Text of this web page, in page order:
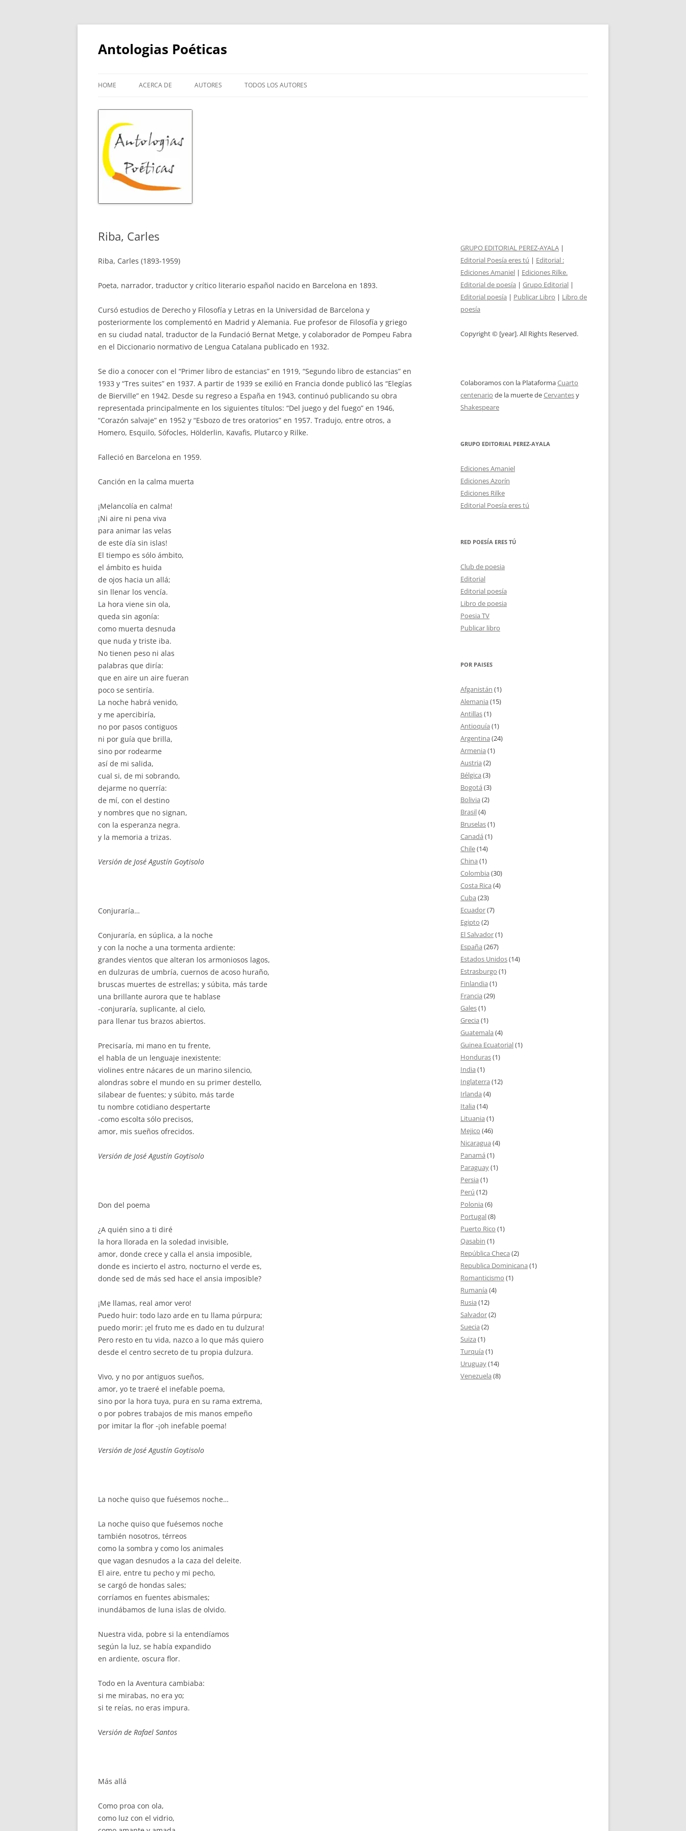
Skip
Antologias Poéticas
HOME ACERCA DE AUTORES TODOS LOS AUTORES
Riba, Carles
Riba, Carles (1893-1959)
Poeta, narrador, traductor y crítico literario español nacido en Barcelona en 1893.
Cursó estudios de Derecho y Filosofía y Letras en la Universidad de Barcelona y
posteriormente los complementó en Madrid y Alemania. Fue profesor de Filosofía y griego
en su ciudad natal, traductor de la Fundació Bernat Metge, y colaborador de Pompeu Fabra
en el Diccionario normativo de Lengua Catalana publicado en 1932.
Se dio a conocer con el “Primer libro de estancias” en 1919, “Segundo libro de estancias” en
1933 y “Tres suites” en 1937. A partir de 1939 se exilió en Francia donde publicó las “Elegías
de Bierville” en 1942. Desde su regreso a España en 1943, continuó publicando su obra
representada principalmente en los siguientes títulos: “Del juego y del fuego” en 1946,
“Corazón salvaje” en 1952 y “Esbozo de tres oratorios” en 1957. Tradujo, entre otros, a
Homero, Esquilo, Sófocles, Hölderlin, Kavafis, Plutarco y Rilke.
Falleció en Barcelona en 1959.
Canción en la calma muerta
¡Melancolía en calma!
¡Ni aire ni pena viva
para animar las velas
de este día sin islas!
El tiempo es sólo ámbito,
el ámbito es huida
de ojos hacia un allá;
sin llenar los vencía.
La hora viene sin ola,
queda sin agonía:
como muerta desnuda
que nuda y triste iba.
No tienen peso ni alas
palabras que diría:
que en aire un aire fueran
poco se sentiría.
La noche habrá venido,
y me apercibiría,
no por pasos contiguos
ni por guía que brilla,
sino por rodearme
así de mi salida,
cual si, de mi sobrando,
dejarme no querría:
de mí, con el destino
y nombres que no signan,
con la esperanza negra.
y la memoria a trizas.
Versión de José Agustín Goytisolo
Conjuraría…
Conjuraría, en súplica, a la noche
y con la noche a una tormenta ardiente:
grandes vientos que alteran los armoniosos lagos,
en dulzuras de umbría, cuernos de acoso huraño,
bruscas muertes de estrellas; y súbita, más tarde
una brillante aurora que te hablase
-conjuraría, suplicante, al cielo,
para llenar tus brazos abiertos.
Precisaría, mi mano en tu frente,
el habla de un lenguaje inexistente:
violines entre nácares de un marino silencio,
alondras sobre el mundo en su primer destello,
silabear de fuentes; y súbito, más tarde
tu nombre cotidiano despertarte
-como escolta sólo precisos,
amor, mis sueños ofrecidos.
Versión de José Agustín Goytisolo
Don del poema
¿A quién sino a ti diré
la hora llorada en la soledad invisible,
amor, donde crece y calla el ansia imposible,
donde es incierto el astro, nocturno el verde es,
donde sed de más sed hace el ansia imposible?
¡Me llamas, real amor vero!
Puedo huir: todo lazo arde en tu llama púrpura;
puedo morir: ¡el fruto me es dado en tu dulzura!
Pero resto en tu vida, nazco a lo que más quiero
desde el centro secreto de tu propia dulzura.
Vivo, y no por antiguos sueños,
amor, yo te traeré el inefable poema,
sino por la hora tuya, pura en su rama extrema,
o por pobres trabajos de mis manos empeño
por imitar la flor -¡oh inefable poema!
Versión de José Agustín Goytisolo
La noche quiso que fuésemos noche…
La noche quiso que fuésemos noche
también nosotros, térreos
como la sombra y como los animales
que vagan desnudos a la caza del deleite.
El aire, entre tu pecho y mi pecho,
se cargó de hondas sales;
corríamos en fuentes abismales;
inundábamos de luna islas de olvido.
Nuestra vida, pobre si la entendíamos
según la luz, se había expandido
en ardiente, oscura flor.
Todo en la Aventura cambiaba:
si me mirabas, no era yo;
si te reías, no eras impura.
Versión de Rafael Santos
Más allá
Como proa con ola,
como luz con el vidrio,
GRUPO EDITORIAL PEREZ-AYALA |
Editorial Poesía eres tú | Editorial :
Ediciones Amaniel | Ediciones Rilke.
Editorial de poesía | Grupo Editorial |
Editorial poesía | Publicar Libro | Libro de
poesía
Copyright © [year]. All Rights Reserved.
Colaboramos con la PlataformaCuarto
centenario de la muerte deCervantesy
Shakespeare
GRUPO EDITORIAL PEREZ-AYALA
Ediciones Amaniel
Ediciones Azorín
Ediciones Rilke
Editorial Poesía eres tú
RED POESÍA ERES TÚ
Club de poesia
Editorial
Editorial poesía
Libro de poesia
Poesia TV
Publicar libro
POR PAISES
Afganistán (1)
Alemania (15)
Antillas(1)
Antioquía (1)
Argentina (24)
Armenia (1)
Austria (2)
Bélgica (3)
Bogotá (3)
Bolivia (2)
Brasil(4)
Bruselas(1)
Canadá (1)
Chile(14)
China (1)
Colombia (30)
Costa Rica (4)
Cuba (23)
Ecuador(7)
Egipto (2)
El Salvador(1)
España (267)
Estados Unidos(14)
Estrasburgo (1)
Finlandia (1)
Francia (29)
Gales(1)
Grecia (1)
Guatemala (4)
Guinea Ecuatorial(1)
Honduras(1)
India (1)
Inglaterra (12)
Irlanda (4)
Italia (14)
Lituania (1)
Mejico (46)
Nicaragua (4)
Panamá (1)
Paraguay(1)
Persia (1)
Perú (12)
Polonia (6)
Portugal(8)
Puerto Rico (1)
Qasabin (1)
República Checa (2)
Republica Dominicana (1)
Romanticismo (1)
Rumanía (4)
Rusia (12)
Salvador(2)
Suecia (2)
Suiza (1)
Turquía (1)
Uruguay(14)
Venezuela (8)